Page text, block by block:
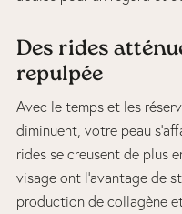
Des rides
repulpée
Avec le temps et les
diminuent, votre peau
rides se creusent de plus
visage ont l’avantage de
production de collagène